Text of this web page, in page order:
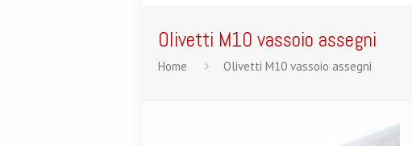
Olivetti M10 vassoio assegni
Home Olivetti M10 vassoio assegni